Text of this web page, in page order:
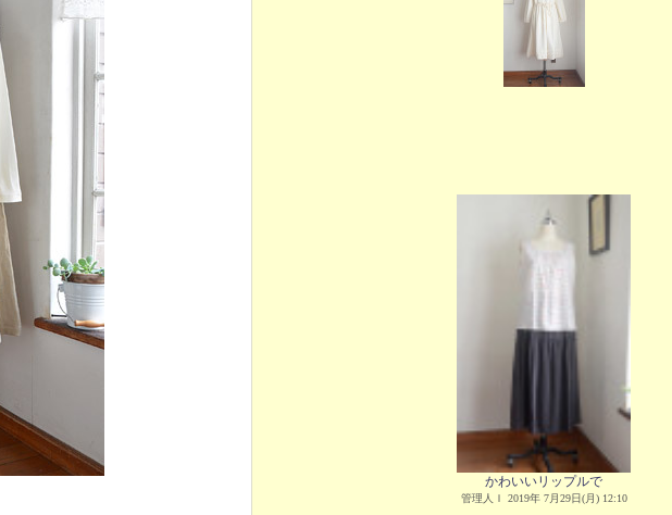
かわいいリップルで
管理人Ｉ 2019年 7月29日(月) 12:10